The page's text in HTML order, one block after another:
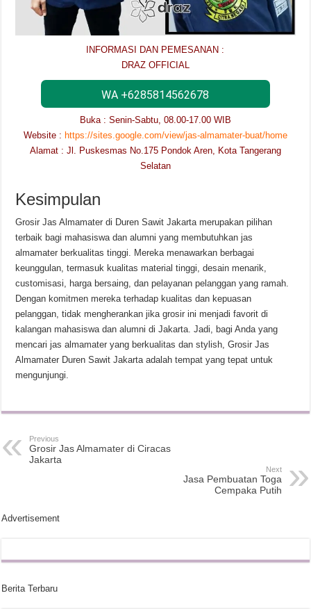
INFORMASI DAN PEMESANAN :
DRAZ OFFICIAL
WA +6285814562678
Buka : Senin-Sabtu, 08.00-17.00 WIB
Website : https://sites.google.com/view/jas-almamater-buat/home
Alamat : Jl. Puskesmas No.175 Pondok Aren, Kota Tangerang
Selatan
Kesimpulan
Grosir Jas Almamater di Duren Sawit Jakarta merupakan pilihan
terbaik bagi mahasiswa dan alumni yang membutuhkan jas
almamater berkualitas tinggi. Mereka menawarkan berbagai
keunggulan, termasuk kualitas material tinggi, desain menarik,
customisasi, harga bersaing, dan pelayanan pelanggan yang ramah.
Dengan komitmen mereka terhadap kualitas dan kepuasan
pelanggan, tidak mengherankan jika grosir ini menjadi favorit di
kalangan mahasiswa dan alumni di Jakarta. Jadi, bagi Anda yang
mencari jas almamater yang berkualitas dan stylish, Grosir Jas
Almamater Duren Sawit Jakarta adalah tempat yang tepat untuk
mengunjungi.
Previous
Grosir Jas Almamater di Ciracas
Jakarta
Next
Jasa Pembuatan Toga
Cempaka Putih
Advertisement
Berita Terbaru